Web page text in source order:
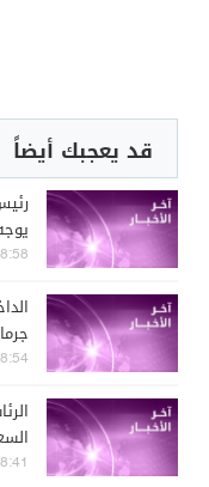
قد يعجبك أيضاً
| 2026-08-06
| 2026-08-06
| 2026-08-06